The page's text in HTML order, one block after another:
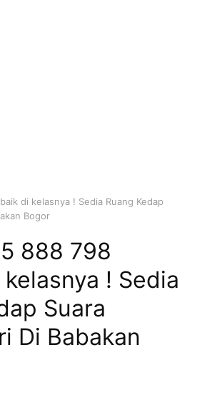
di kelasnya ! Sedia Ruang Kedap
Bogor
888 798
! Sedia
Suara
Di Babakan